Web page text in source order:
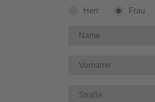
Herr Frau